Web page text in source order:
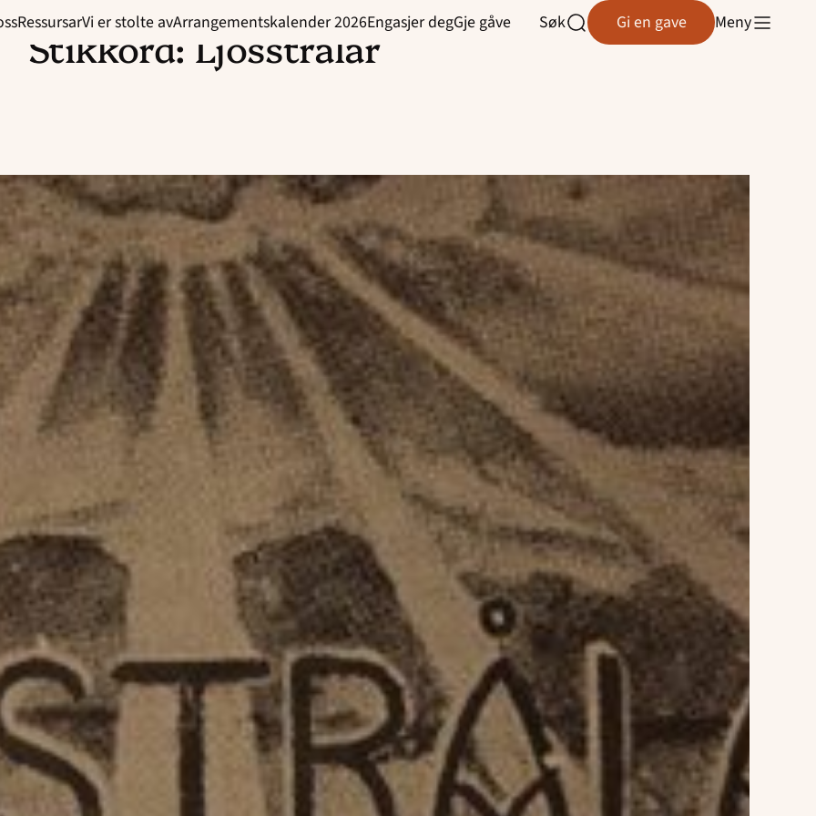
RessursarVi er stolte avArrangementskalender 2026Engasjer degGje gåve
Åpne
Søk Gi en gave Meny
Stikkord: Ljosstrålar
Read
article
"Ljosstrålar"